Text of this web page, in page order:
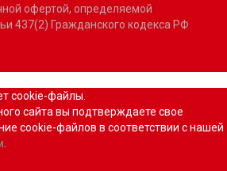
офертой, определяемой
437(2) Гражданского кодекса РФ
cookie-файлы.
сайта вы подтверждаете свое
cookie-файлов в соответствии с нашей